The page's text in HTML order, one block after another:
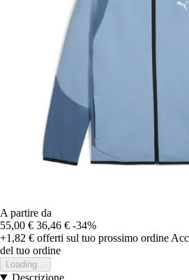
A partire da
55,00 € 36,46 € -34%
+1,82 € offerti sul tuo prossimo ordine
del tuo ordine
Loading...
Descrizione